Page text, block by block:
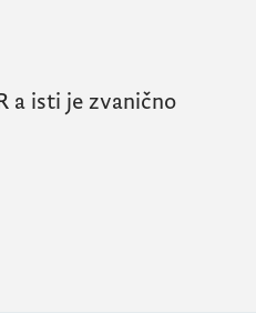
a isti je zvanično